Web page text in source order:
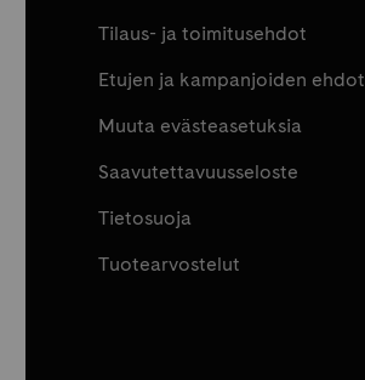
Tilaus- ja toimitusehdot
Etujen ja kampanjoiden ehdot
Muuta evästeasetuksia
Saavutettavuusseloste
Tietosuoja
Tuotearvostelut